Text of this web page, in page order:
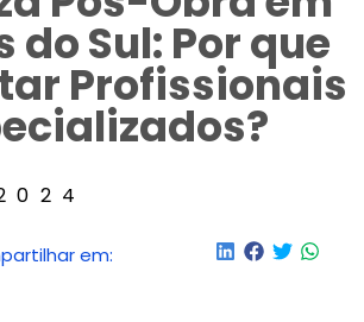
do Sul: Por que
Profissionais
em: